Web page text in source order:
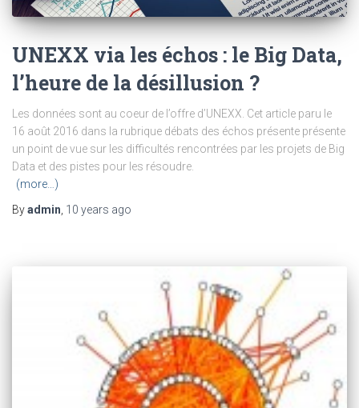
UNEXX via les échos : le Big Data,
l’heure de la désillusion ?
Les données sont au coeur de l’offre d’UNEXX. Cet article paru le
16 août 2016 dans la rubrique débats des échos présente présente
un point de vue sur les difficultés rencontrées par les projets de Big
Data et des pistes pour les résoudre.
(more…)
Byadmin 10 years ago